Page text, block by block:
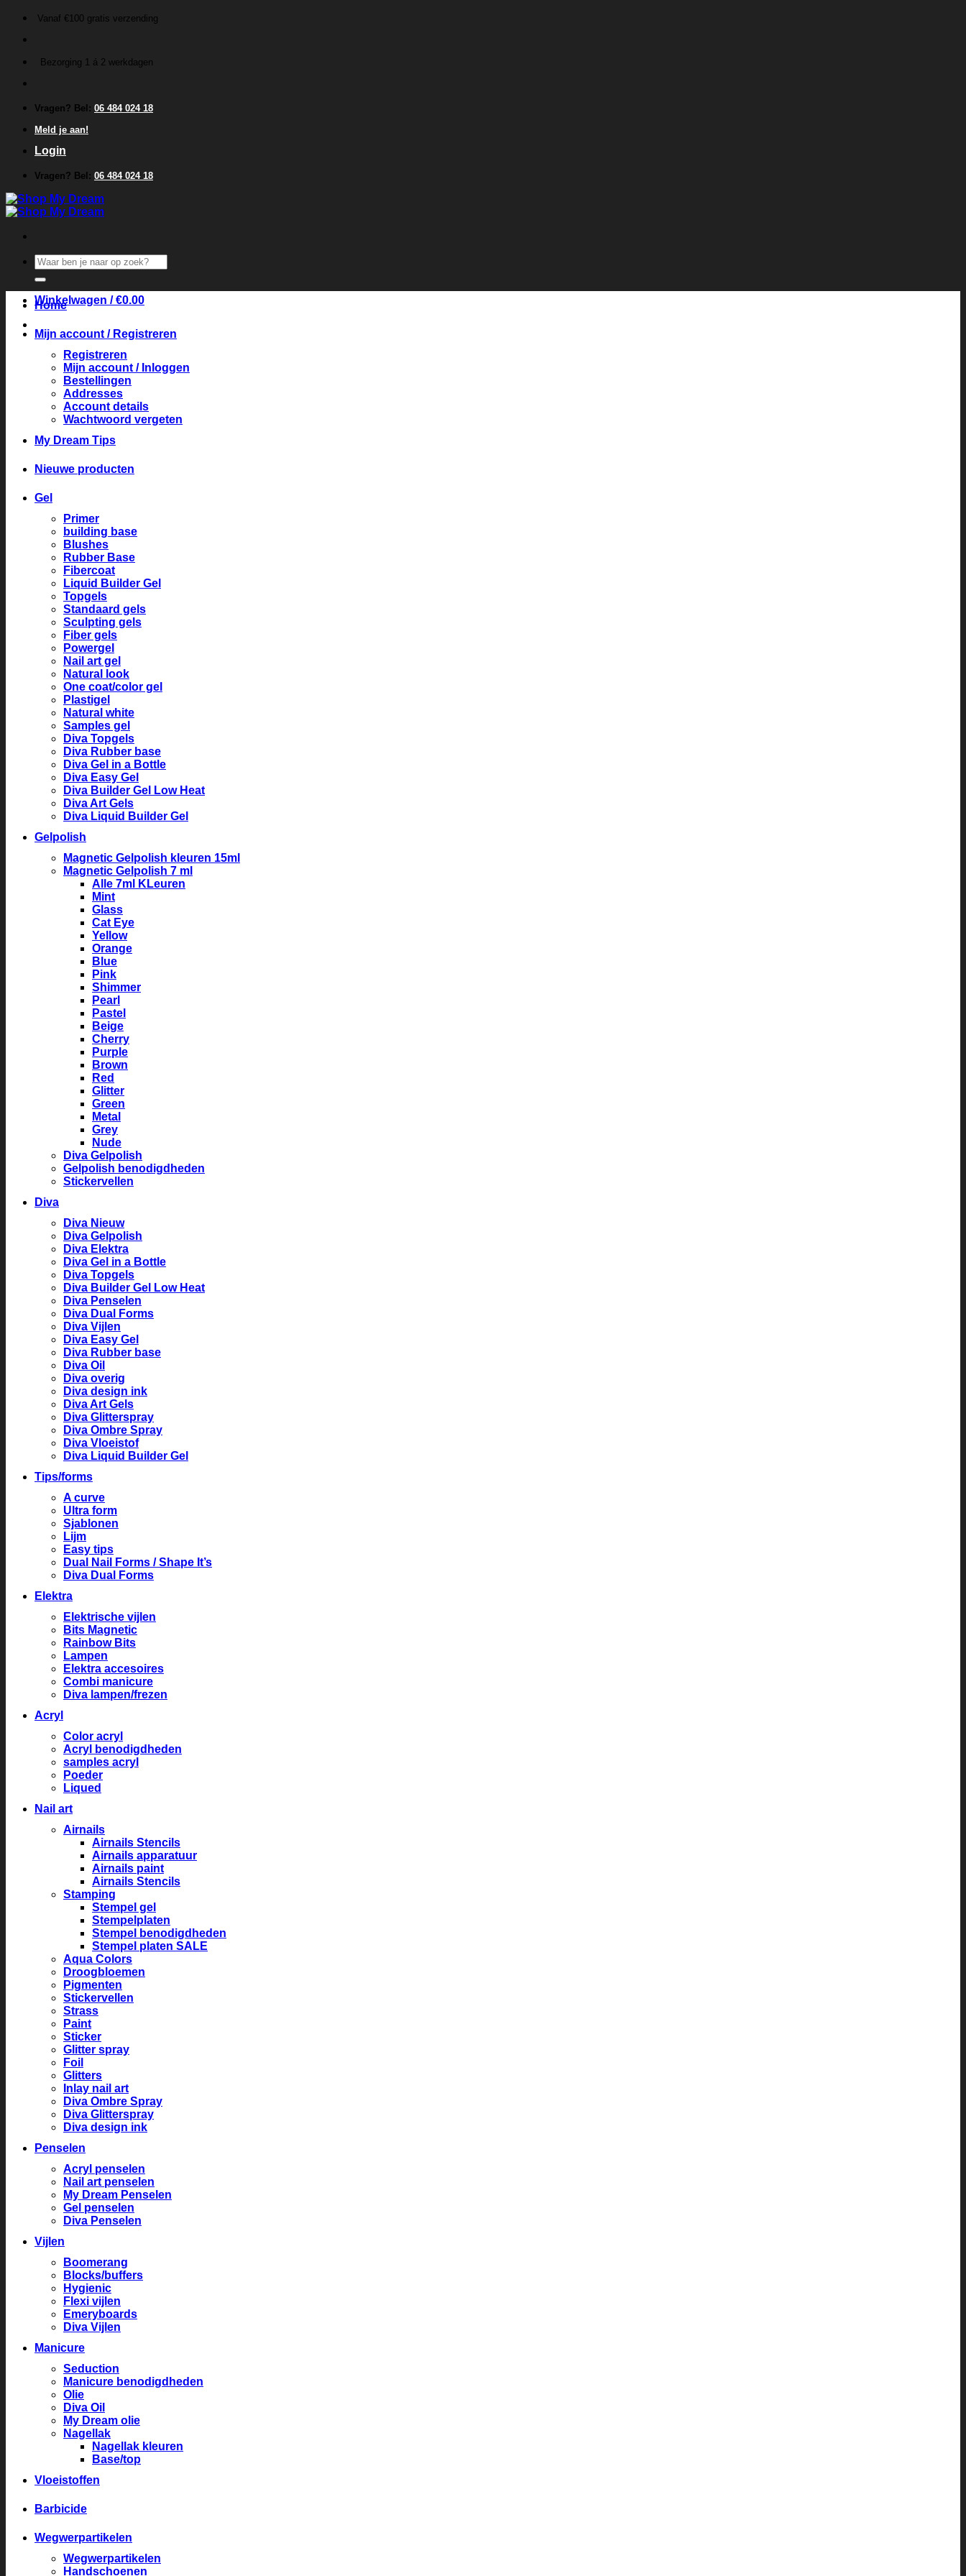
inhoud
Vanaf €100 gratis verzending
Bezorging 1 á 2 werkdagen
Vragen? Bel: 06 484 024 18
Meld je aan!
Login
Vragen? Bel: 06 484 024 18
Zoeken
naar:
Winkelwagen /€0.00
Home
Mijn account / Registreren
Registreren
Mijn account / Inloggen
Bestellingen
Addresses
Account details
Wachtwoord vergeten
My Dream Tips
Nieuwe producten
Gel
Primer
building base
Blushes
Rubber Base
Fibercoat
Liquid Builder Gel
Topgels
Standaard gels
Sculpting gels
Fiber gels
Powergel
Nail art gel
Natural look
One coat/color gel
Plastigel
Natural white
Samples gel
Diva Topgels
Diva Rubber base
Diva Gel in a Bottle
Diva Easy Gel
Diva Builder Gel Low Heat
Diva Art Gels
Diva Liquid Builder Gel
Gelpolish
Magnetic Gelpolish kleuren 15ml
Magnetic Gelpolish 7 ml
Alle 7ml KLeuren
Mint
Glass
Cat Eye
Yellow
Orange
Blue
Pink
Shimmer
Pearl
Pastel
Beige
Cherry
Purple
Brown
Red
Glitter
Green
Metal
Grey
Nude
Diva Gelpolish
Gelpolish benodigdheden
Stickervellen
Diva
Diva Nieuw
Diva Gelpolish
Diva Elektra
Diva Gel in a Bottle
Diva Topgels
Diva Builder Gel Low Heat
Diva Penselen
Diva Dual Forms
Diva Vijlen
Diva Easy Gel
Diva Rubber base
Diva Oil
Diva overig
Diva design ink
Diva Art Gels
Diva Glitterspray
Diva Ombre Spray
Diva Vloeistof
Diva Liquid Builder Gel
Tips/forms
A curve
Ultra form
Sjablonen
Lijm
Easy tips
Dual Nail Forms / Shape It’s
Diva Dual Forms
Elektra
Elektrische vijlen
Bits Magnetic
Rainbow Bits
Lampen
Elektra accesoires
Combi manicure
Diva lampen/frezen
Acryl
Color acryl
Acryl benodigdheden
samples acryl
Poeder
Liqued
Nail art
Airnails
Airnails Stencils
Airnails apparatuur
Airnails paint
Airnails Stencils
Stamping
Stempel gel
Stempelplaten
Stempel benodigdheden
Stempel platen SALE
Aqua Colors
Droogbloemen
Pigmenten
Stickervellen
Strass
Paint
Sticker
Glitter spray
Foil
Glitters
Inlay nail art
Diva Ombre Spray
Diva Glitterspray
Diva design ink
Penselen
Acryl penselen
Nail art penselen
My Dream Penselen
Gel penselen
Diva Penselen
Vijlen
Boomerang
Blocks/buffers
Hygienic
Flexi vijlen
Emeryboards
Diva Vijlen
Manicure
Seduction
Manicure benodigdheden
Olie
Diva Oil
My Dream olie
Nagellak
Nagellak kleuren
Base/top
Vloeistoffen
Barbicide
Wegwerpartikelen
Wegwerpartikelen
Handschoenen